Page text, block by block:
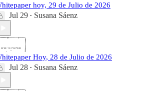
hoy, 29 de Julio de 2026
Jul 29 • Susana Sáenz
Hoy, 28 de Julio de 2026
Jul 28 • Susana Sáenz